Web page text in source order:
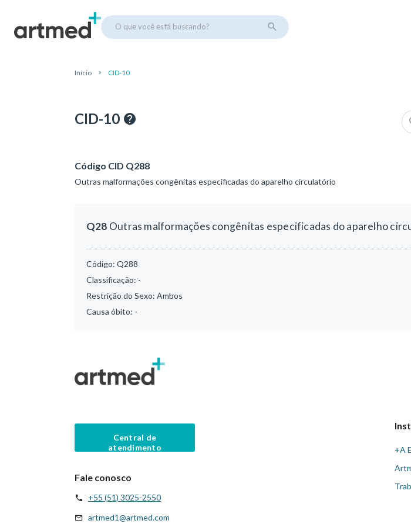
O que você está buscando?
Início CID-10
CID-10
Código CID Q288
Outras malformações congênitas especificadas do aparelho circulatório
Q28 Outras malformações congênitas especificadas do aparelho
Código: Q288
Classificação: -
Restrição do Sexo: Ambos
Causa óbito: -
Central de
atendimento
Fale conosco
+55 (51) 3025-2550
artmed1@artmed.com
+A